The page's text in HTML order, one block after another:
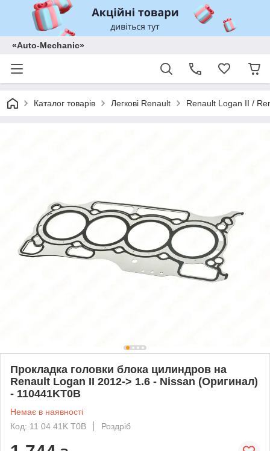
«Auto-Mechanic»
Каталог товарів Легкові Renault Renault Logan II /
Прокладка головки блока цилиндров на
Renault Logan II 2012-> 1.6 - Nissan (Оригинал)
- 110441KT0B
Немає в наявності
Код: 11 04 41K T0B
Роздріб